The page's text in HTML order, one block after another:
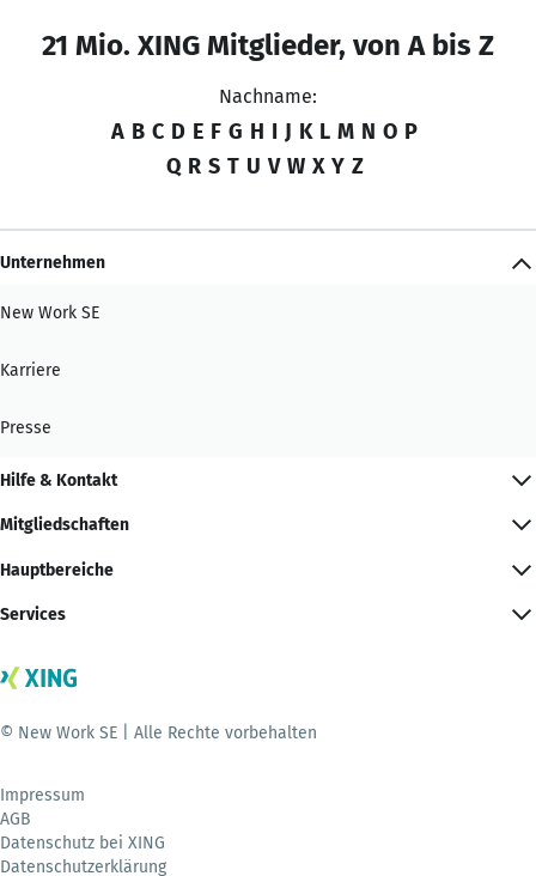
21 Mio. XING Mitglieder, von A bis Z
Nachname:
A B C D E F G H I J K L M N O P
Q R S T U V W X Y Z
Unternehmen
New Work SE
Karriere
Presse
Hilfe & Kontakt
Mitgliedschaften
Hauptbereiche
Services
© New Work SE | Alle Rechte vorbehalten
Impressum
AGB
Datenschutz bei XING
Datenschutzerklärung